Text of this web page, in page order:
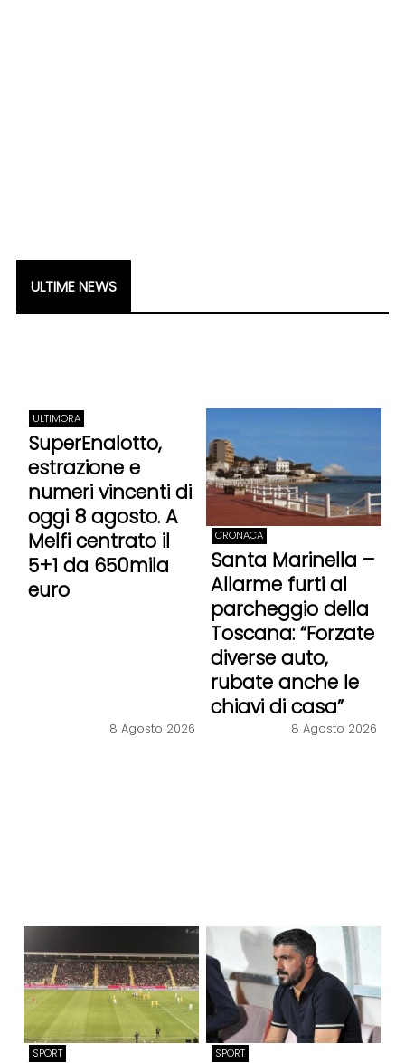
ULTIME NEWS
ULTIMORA
SuperEnalotto,
estrazione e
numeri vincenti di
oggi 8 agosto. A
Melfi centrato il
5+1 da 650mila
euro
8 Agosto 2026
CRONACA
Santa Marinella –
Allarme furti al
parcheggio della
Toscana: “Forzate
diverse auto,
rubate anche le
chiavi di casa”
8 Agosto 2026
SPORT SPORT